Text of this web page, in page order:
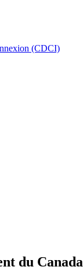
(CDCI)
du Canada